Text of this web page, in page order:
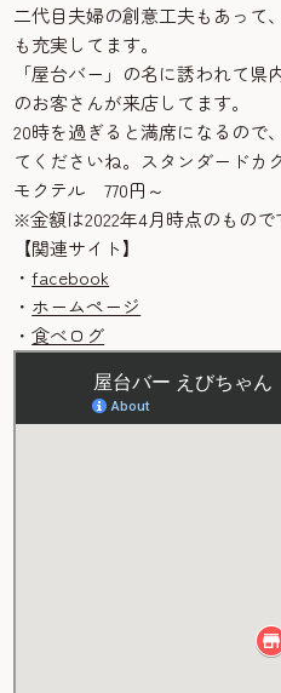
二代目夫婦の創意工夫もあって
も充実してます。
「屋台バー」の名に誘われて県
のお客さんが来店してます。
20時を過ぎると満席になるので
てくださいね。スタンダードカ
モクテル 770円～
※金額は2022年4月時点のもので
【関連サイト】
・facebook
・ ホームページ
・食べログ